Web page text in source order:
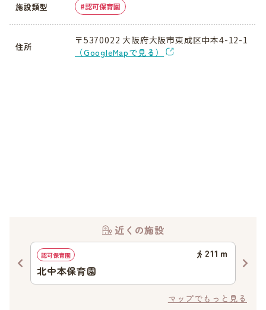
施設類型 認可保育園
住所
〒5370022 大阪府大阪市東成区中本4-12-1
（GoogleMapで見る）
近くの施設
認可保育園 211 ｍ
北中本保育園
マップでもっと見る